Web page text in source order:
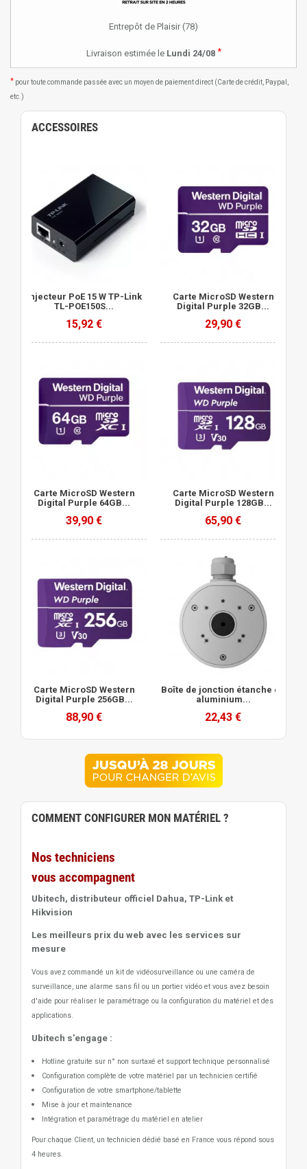
Entrepôt de Plaisir (78)
Livraison estimée le Lundi 24/08 *
* pour toute commande passée avec un moyen de paiement direct (Carte de crédit, Paypal,
etc.)
ACCESSOIRES
Injecteur PoE 15 W TP-Link
TL-POE150S...
15,92 €
Carte MicroSD Western
Digital Purple 32GB...
29,90 €
Carte MicroSD Western
Digital Purple 64GB...
39,90 €
Carte MicroSD Western
Digital Purple 128GB...
65,90 €
Carte MicroSD Western
Digital Purple 256GB...
88,90 €
Boîte de jonction étanche en
aluminium...
22,43 €
COMMENT CONFIGURER MON MATÉRIEL ?
Nos techniciens
vous accompagnent
Ubitech, distributeur officiel Dahua, TP-Link et
Hikvision
Les meilleurs prix du web avec les services sur
mesure
Vous avez commandé un kit de vidéosurveillance ou une caméra de
surveillance, une alarme sans fil ou un portier vidéo et vous avez besoin
d'aide pour réaliser le paramétrage ou la configuration du matériel et des
applications.
Ubitech s'engage :
Hotline gratuite sur n° non surtaxé et support technique personnalisé
Configuration complète de votre matériel par un technicien certifié
Configuration de votre smartphone/tablette
Mise à jour et maintenance
Intégration et paramétrage du matériel en atelier
Pour chaque Client, un technicien dédié basé en France vous répond sous
4 heures.